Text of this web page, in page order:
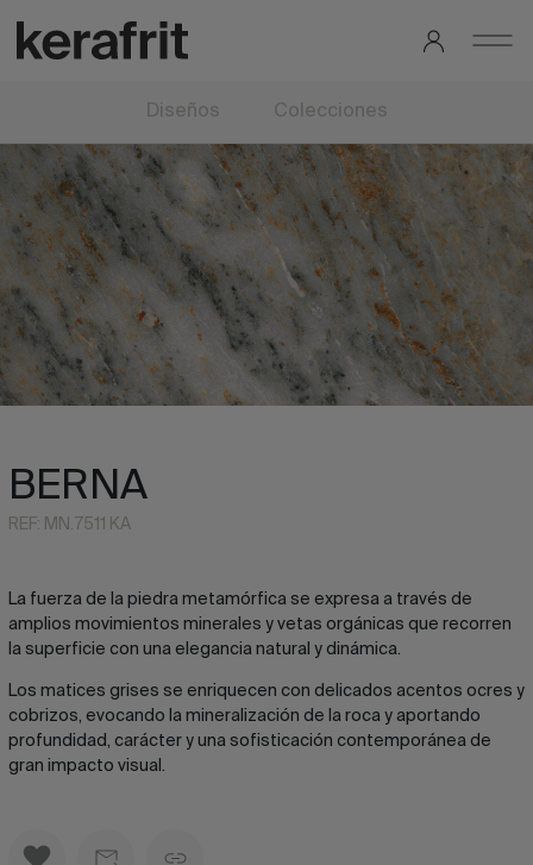
Diseños Colecciones
BERNA
REF: MN.7511 KA
La fuerza de la piedra metamórfica se expresa a través de
amplios movimientos minerales y vetas orgánicas que recorren
la superficie con una elegancia natural y dinámica.
Los matices grises se enriquecen con delicados acentos ocres y
cobrizos, evocando la mineralización de la roca y aportando
profundidad, carácter y una sofisticación contemporánea de
gran impacto visual.